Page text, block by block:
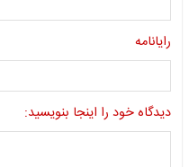
رایانامه
دیدگاه خود را اینجا بنویسید: